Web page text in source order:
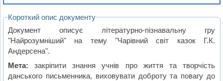
Короткий опис документу
Документ описує літературно-пізнавальну гру
"Найрозумніший" на тему "Чарівний світ казок Г.К.
Андерсена".
Мета: закріпити знання учнів про життя та творчість
данського письменника, виховувати доброту та повагу до